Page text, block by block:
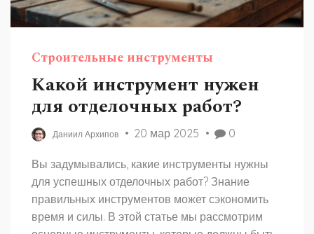
Строительные инструменты
Какой инструмент нужен
для отделочных работ?
Даниил Архипов 20 мар 2025 0
Вы задумывались, какие инструменты нужны
для успешных отделочных работ? Знание
правильных инструментов может сэкономить
время и силы. В этой статье мы рассмотрим